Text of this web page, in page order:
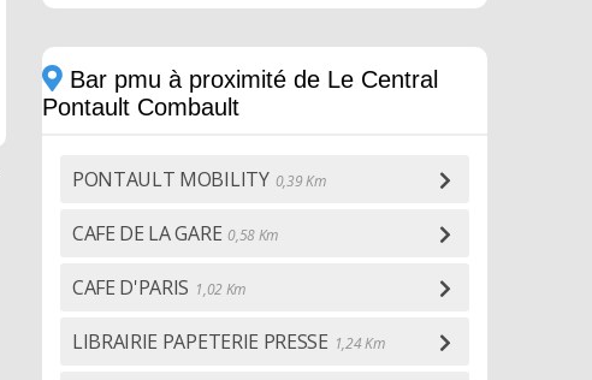
Bar pmu à proximité de Le Central
Pontault Combault
PONTAULT MOBILITY 0,39 Km
CAFE DE LA GARE 0,58 Km
CAFE D'PARIS 1,02 Km
LIBRAIRIE PAPETERIE PRESSE 1,24 Km